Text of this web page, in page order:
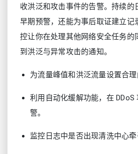
收洪泛和攻击事件的告警。持续的
早期预警，还能为事后取证建立记
控让你在处理其他网络安全任务的
到洪泛与异常攻击的通知。
为流量峰值和洪泛流量设置合理
利用自动化缓解功能，在 DDoS
警。
监控日志中是否出现清洗中心牵